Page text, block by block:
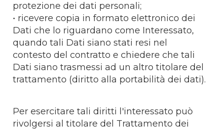
protezione dei dati personali;
• ricevere copia in formato elettronico dei
Dati che lo riguardano come Interessato,
quando tali Dati siano stati resi nel
contesto del contratto e chiedere che tali
Dati siano trasmessi ad un altro titolare del
trattamento (diritto alla portabilità dei dati).
Per esercitare tali diritti l'interessato può
rivolgersi al titolare del Trattamento dei